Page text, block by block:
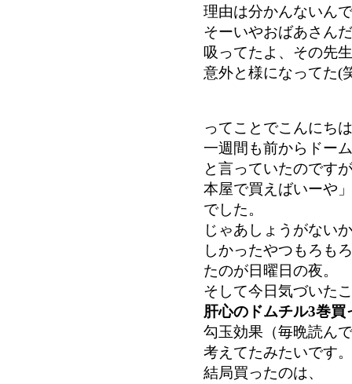
理由は分かんないん
そーいやおばあさん
吸ってたよ、その先
意外と様になってた(
ってことでこんにち
一週間も前からドー
と言っていたのです
本屋で買えばいーや
でした。
じゃあしょうがない
しかったやつもろも
たのが日曜日の夜。
そして今日気づいた
肝心のドムチル3巻
勾玉効果（毎晩読ん
考えてたみたいです。
結局買ったのは、